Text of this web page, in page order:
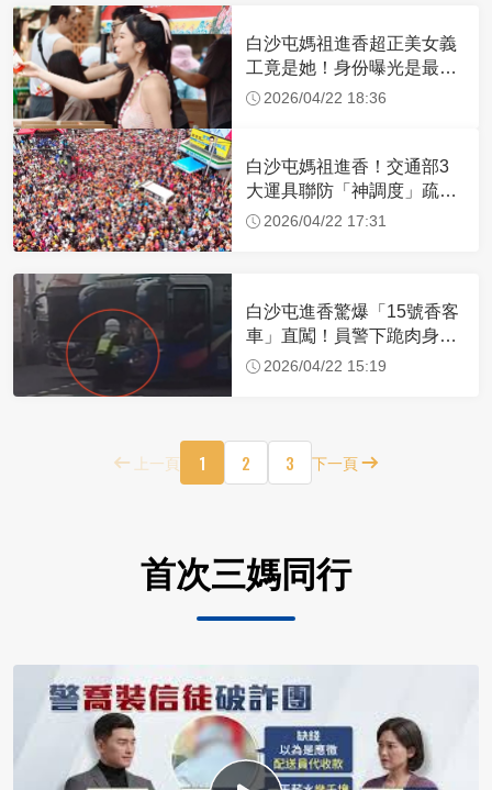
白沙屯媽祖進香超正美女義
工竟是她！身份曝光是最美
禮生 一輩子不結婚
2026/04/22 18:36
白沙屯媽祖進香！交通部3
大運具聯防「神調度」疏運
32.1萬創新高
2026/04/22 17:31
白沙屯進香驚爆「15號香客
車」直闖！員警下跪肉身擋
車：讓行人先過
2026/04/22 15:19
上一頁 1 2 3 下一頁
首次三媽同行